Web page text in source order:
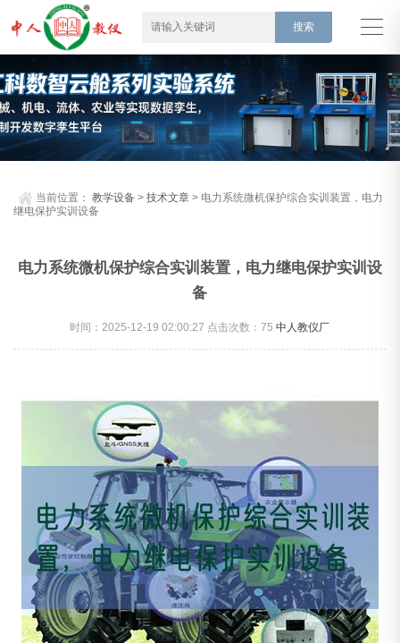
当前位置：教学设备 >技术文章 > 电力系统微机保护综合实训装置，电力
继电保护实训设备
电力系统微机保护综合实训装置，电力继电保护实训设
备
时间：2025-12-19 02:00:27 点击次数：75中人教仪厂